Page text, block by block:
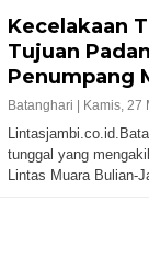
Kecelakaan
Tujuan
Penumpang
Batanghari | Kamis, 27
tunggal yang
Lintas Muara Bulian-